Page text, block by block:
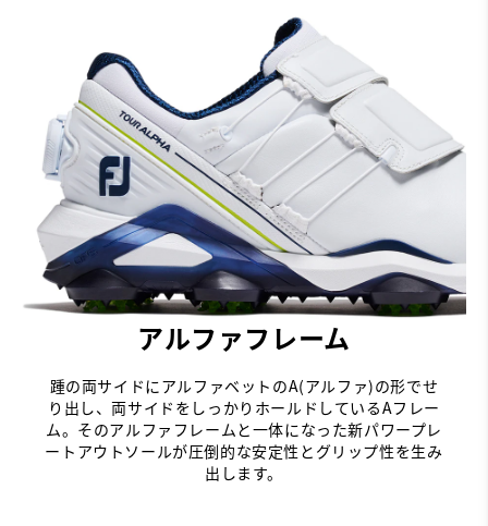
アルファフレーム
踵の両サイドにアルファベットのA(アルファ)の形でせ
り出し、両サイドをしっかりホールドしているAフレー
ム。そのアルファフレームと一体になった新パワープレ
ートアウトソールが圧倒的な安定性とグリップ性を生み
出します。